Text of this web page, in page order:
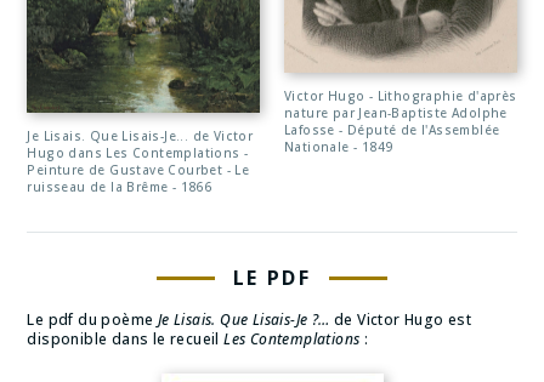
Je Lisais. Que Lisais-Je... de Victor
Hugo dans Les Contemplations -
Peinture de Gustave Courbet - Le
ruisseau de la Brême - 1866
Victor Hugo - Lithographie d'après
nature par Jean-Baptiste Adolphe
Lafosse - Député de l'Assemblée
Nationale - 1849
LE PDF
Le pdf du poème Je Lisais. Que Lisais-Je ?… de Victor Hugo est
disponible dans le recueilLes Contemplations :